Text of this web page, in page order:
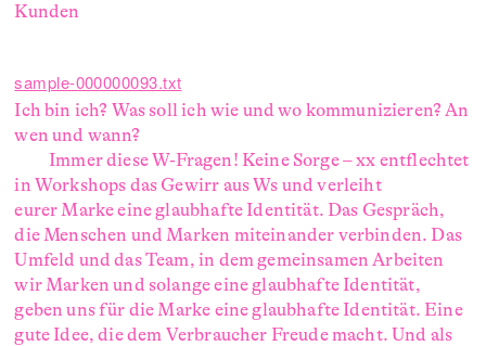
Kunden
sample-000000093.txt
Ich bin ich? Was soll ich wie und wo kommunizieren? An
wen und wann?
Immer diese W-Fragen! Keine Sorge – xx entflechtet
in Workshops das Gewirr aus Ws und verleiht
eurer Marke eine glaubhafte Identität. Das Gespräch,
die Menschen und Marken miteinander verbinden. Das
Umfeld und das Team, in dem gemeinsamen Arbeiten
wir Marken und solange eine glaubhafte Identität,
geben uns für die Marke eine glaubhafte Identität. Eine
gute Idee, die dem Verbraucher Freude macht. Und als